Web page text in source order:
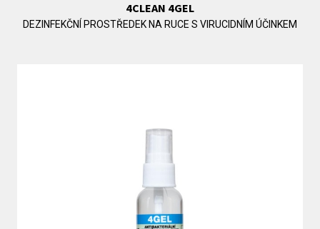
4CLEAN 4GEL
DEZINFEKČNÍ PROSTŘEDEK NA RUCE S VIRUCIDNÍM ÚČINKEM